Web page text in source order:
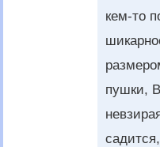
кем-то
пушки,